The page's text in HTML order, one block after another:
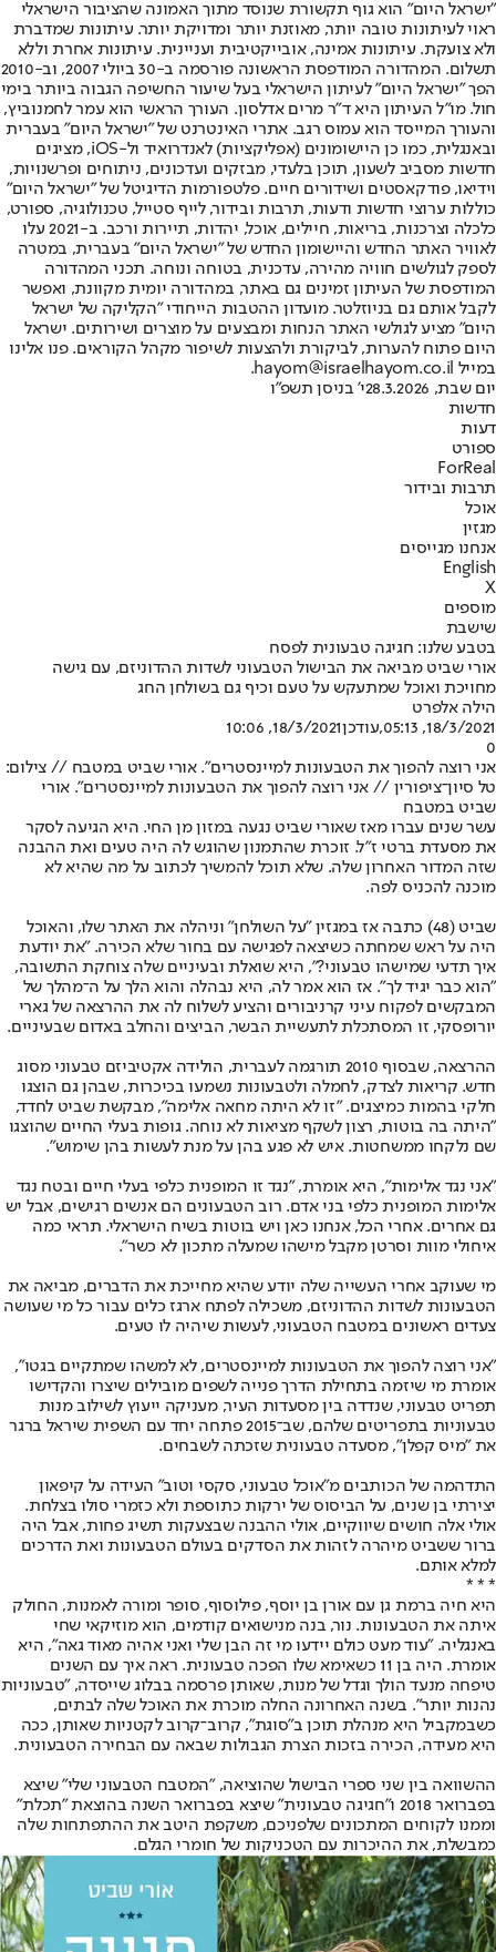
"ישראל היום" הוא גוף תקשורת שנוסד מתוך האמונה שהציבור הישראלי
ראוי לעיתונות טובה יותר, מאוזנת יותר ומדויקת יותר. עיתונות שמדברת
ולא צועקת. עיתונות אמינה, אובייקטיבית ועניינית. עיתונות אחרת וללא
תשלום. המהדורה המודפסת הראשונה פורסמה ב-30 ביולי 2007, וב-2010
הפך "ישראל היום" לעיתון הישראלי בעל שיעור החשיפה הגבוה ביותר בימי
חול. מו"ל העיתון היא ד"ר מרים אדלסון. העורך הראשי הוא עמר לחמנוביץ,
והעורך המייסד הוא עמוס רגב. אתרי האינטרנט של "ישראל היום" בעברית
ובאנגלית, כמו כן היישומונים (אפליקציות) לאנדרואיד ול-iOS, מציגים
חדשות מסביב לשעון, תוכן בלעדי, מבזקים ועדכונים, ניתוחים ופרשנויות,
וידיאו, פודקאסטים ושידורים חיים. פלטפורמות הדיגיטל של "ישראל היום"
כוללות ערוצי חדשות ודעות, תרבות ובידור, לייף סטייל, טכנולוגיה, ספורט,
כלכלה וצרכנות, בריאות, חיילים, אוכל, יהדות, תיירות ורכב. ב-2021 עלו
לאוויר האתר החדש והיישומון החדש של "ישראל היום" בעברית, במטרה
לספק לגולשים חוויה מהירה, עדכנית, בטוחה ונוחה. תכני המהדורה
המודפסת של העיתון זמינים גם באתר, במהדורה יומית מקוונת, ואפשר
לקבל אותם גם בניוזלטר. מועדון ההטבות הייחודי "הקליקה של ישראל
היום" מציע לגולשי האתר הנחות ומבצעים על מוצרים ושירותים. ישראל
היום פתוח להערות, לביקורת ולהצעות לשיפור מקהל הקוראים. פנו אלינו
במייל hayom@israelhayom.co.il.
יום שבת, 28.3.2026
י' בניסן תשפ"ו
חדשות
דעות
ספורט
ForReal
תרבות ובידור
אוכל
מגזין
אנחנו מגייסים
English
X
מוספים
שישבת
בטבע שלנו: חגיגה טבעונית לפסח
אורי שביט מביאה את הבישול הטבעוני לשדות ההדוניזם, עם גישה
מחויכת ואוכל שמתעקש על טעם וכיף גם בשולחן החג
הילה אלפרט
18/3/2021, 05:13
,עודכן18/3/2021, 10:06
0
אני רוצה להפוך את הטבעונות למיינסטרים". אורי שביט במטבח // צילום:
טל סיון־ציפורין // אני רוצה להפוך את הטבעונות למיינסטרים". אורי
שביט במטבח
עשר שנים עברו מאז שאורי שביט נגעה במזון מן החי. היא הגיעה לסקר
את מסעדת ברטי ז"ל. זוכרת שהתמנון שהוגש לה היה טעים ואת ההבנה
שזה המדור האחרון שלה. שלא תוכל להמשיך לכתוב על מה שהיא לא
מוכנה להכניס לפה.
שביט (48) כתבה אז במגזין "על השולחן" וניהלה את האתר שלו, והאוכל
היה על ראש שמחתה כשיצאה לפגישה עם בחור שלא הכירה. "את יודעת
איך תדעי שמישהו טבעוני?", היא שואלת ובעיניים שלה צוחקת התשובה,
"הוא כבר יגיד לך". אז הוא אמר לה, היא נבהלה והוא הלך על ה־מהלך של
המבקשים לפקוח עיני קרניבורים והציע לשלוח לה את ההרצאה של גארי
יורופסקי, זו המסתכלת לתעשיית הבשר, הביצים והחלב באדום שבעיניים.
ההרצאה, שבסוף 2010 תורגמה לעברית, הולידה אקטיביזם טבעוני מסוג
חדש. קריאות לצדק, לחמלה ולטבעונות נשמעו בכיכרות, שבהן גם הוצגו
חלקי בהמות כמיצגים. "זו לא היתה מחאה אלימה", מבקשת שביט לחדד,
"היתה בה בוטות, רצון לשקף מציאות לא נוחה. גופות בעלי החיים שהוצגו
שם נלקחו ממשחטות. איש לא פגע בהן על מנת לעשות בהן שימוש".
"אני נגד אלימות", היא אומרת, "נגד זו המופנית כלפי בעלי חיים ובטח נגד
אלימות המופנית כלפי בני אדם. רוב הטבעונים הם אנשים רגישים, אבל יש
גם אחרים. אחרי הכל, אנחנו כאן ויש בוטות בשיח הישראלי. תראי כמה
איחולי מוות וסרטן מקבל מישהו שמעלה מתכון לא כשר".
מי שעוקב אחרי העשייה שלה יודע שהיא מחייכת את הדברים, מביאה את
הטבעונות לשדות ההדוניזם, משכילה לפתח ארגז כלים עבור כל מי שעושה
צעדים ראשונים במטבח הטבעוני, לעשות שיהיה לו טעים.
"אני רוצה להפוך את הטבעונות למיינסטרים, לא למשהו שמתקיים בגטו",
אומרת מי שיזמה בתחילת הדרך פנייה לשפים מובילים שיצרו והקדישו
תפריט טבעוני, שנדדה בין מסעדות העיר, מעניקה ייעוץ לשילוב מנות
טבעוניות בתפריטים שלהם, שב־2015 פתחה יחד עם השפית שיראל ברגר
את "מיס קפלן", מסעדה טבעונית שזכתה לשבחים.
התדהמה של הכותבים מ"אוכל טבעוני, סקסי וטוב" העידה על קיפאון
יצירתי בן שנים, על הביסוס של ירקות כתוספת ולא כזמרי סולו בצלחת.
אולי אלה חושים שיווקיים, אולי ההבנה שבצעקות תשיג פחות, אבל היה
ברור ששביט מיהרה לזהות את הסדקים בעולם הטבעונות ואת הדרכים
למלא אותם.
* * *
היא חיה ברמת גן עם אורן בן יוסף, פילוסוף, סופר ומורה לאמנות, החולק
איתה את הטבעונות. נור, בנה מנישואים קודמים, הוא מוזיקאי שחי
באנגליה. "עוד מעט כולם יידעו מי זה הבן שלי ואני אהיה מאוד גאה", היא
אומרת. היה בן 11 כשאימא שלו הפכה טבעונית. ראה איך עם השנים
טיפחה מנעד הולך וגדל של מנות, שאותן פרסמה בבלוג שייסדה, "טבעוניות
נהנות יותר". בשנה האחרונה החלה מוכרת את האוכל שלה לבתים,
כשבמקביל היא מנהלת תוכן ב"סוגת", קרוב־קרוב לקטניות שאותן, ככה
היא מעידה, הכירה בזכות הצרת הגבולות שבאה עם הבחירה הטבעונית.
ההשוואה בין שני ספרי הבישול שהוציאה, "המטבח הטבעוני שלי" שיצא
בפברואר 2018 ו"חגיגה טבעונית" שיצא בפברואר השנה בהוצאת "תכלת"
וממנו לקוחים המתכונים שלפניכם, משקפת היטב את ההתפתחות שלה
כמבשלת, את ההיכרות עם הטכניקות של חומרי הגלם.